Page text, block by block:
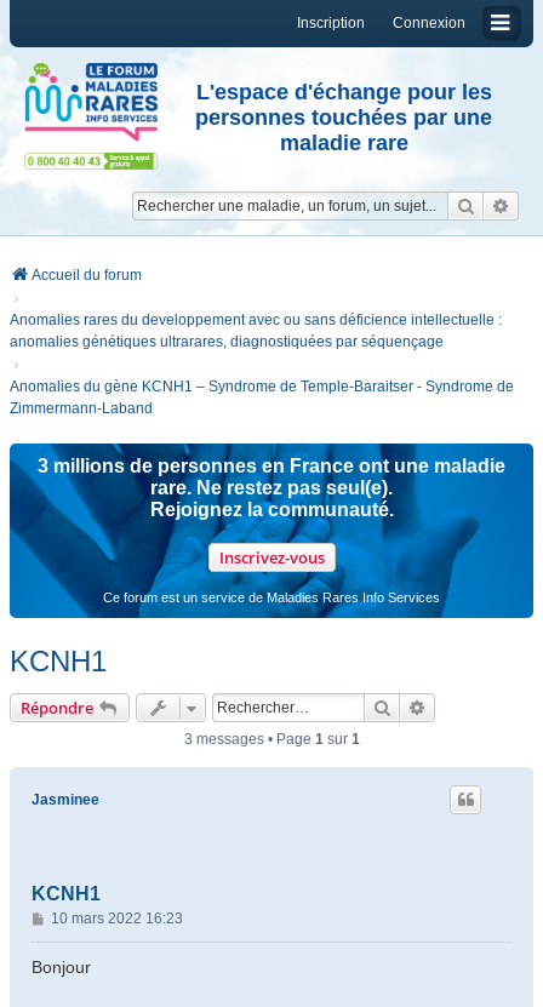
Connexion
Inscription
L'espace d'échange pour les
personnes touchées par une
maladie rare
Accueil du forum
Anomalies rares du developpement avec ou sans déficience intellectuelle :
anomalies génétiques ultrarares, diagnostiquées par séquençage
Anomalies du gène KCNH1 – Syndrome de Temple-Baraitser - Syndrome de
Zimmermann-Laband
3 millions de personnes en France ont une maladie
rare. Ne restez pas seul(e).
Rejoignez la communauté.
Inscrivez-vous
Ce forum est un service de Maladies Rares Info Services
KCNH1
Répondre Rechercher
3 messages • Page 1sur 1
Jasminee
KCNH1
M
e
s
10 mars 2022 16:23
Bonjour